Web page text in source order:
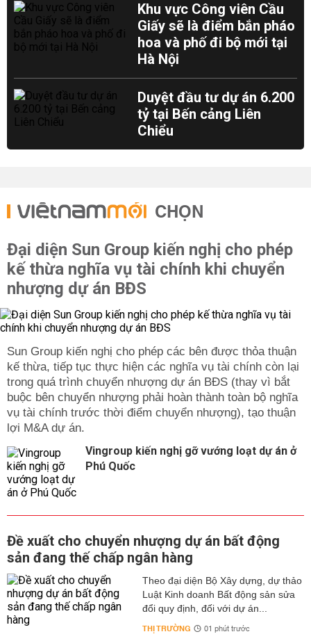
Khu vực Công viên Cầu
Giấy sẽ là điểm bắn pháo
hoa và phố đi bộ mới tại
Hà Nội
Duyệt đầu tư dự án 6.200
tỷ tại Bến cảng Liên
Chiểu
CHỌN
Đại diện Sun Group kiến nghị cho phép
kế thừa nghĩa vụ tài chính khi chuyển
nhượng dự án BĐS
Sun Group kiến nghị cho phép các bên được thỏa thuận
kế thừa, tiếp tục thực hiện các nghĩa vụ tài chính còn lại
trong quá trình chuyển nhượng dự án BĐS (thay vì bắt
buộc bên chuyển nhượng phải hoàn thành toàn bộ nghĩa
vụ tài chính trước thời điểm chuyển nhượng), tạo thuận
lợi M&A dự án.
Vingroup kiến nghị gỡ vướng loạt dự án ở
Phú Quốc
Đề xuất cho chuyển nhượng dự án bất động
sản đang thế chấp ngân hàng
Theo đại diện Bộ Xây dựng, dự thảo
Luật Kinh doanh Bất động sản sửa
đổi quy định, đối với dự án...
THỊ TRƯỜNG 01 phút trước